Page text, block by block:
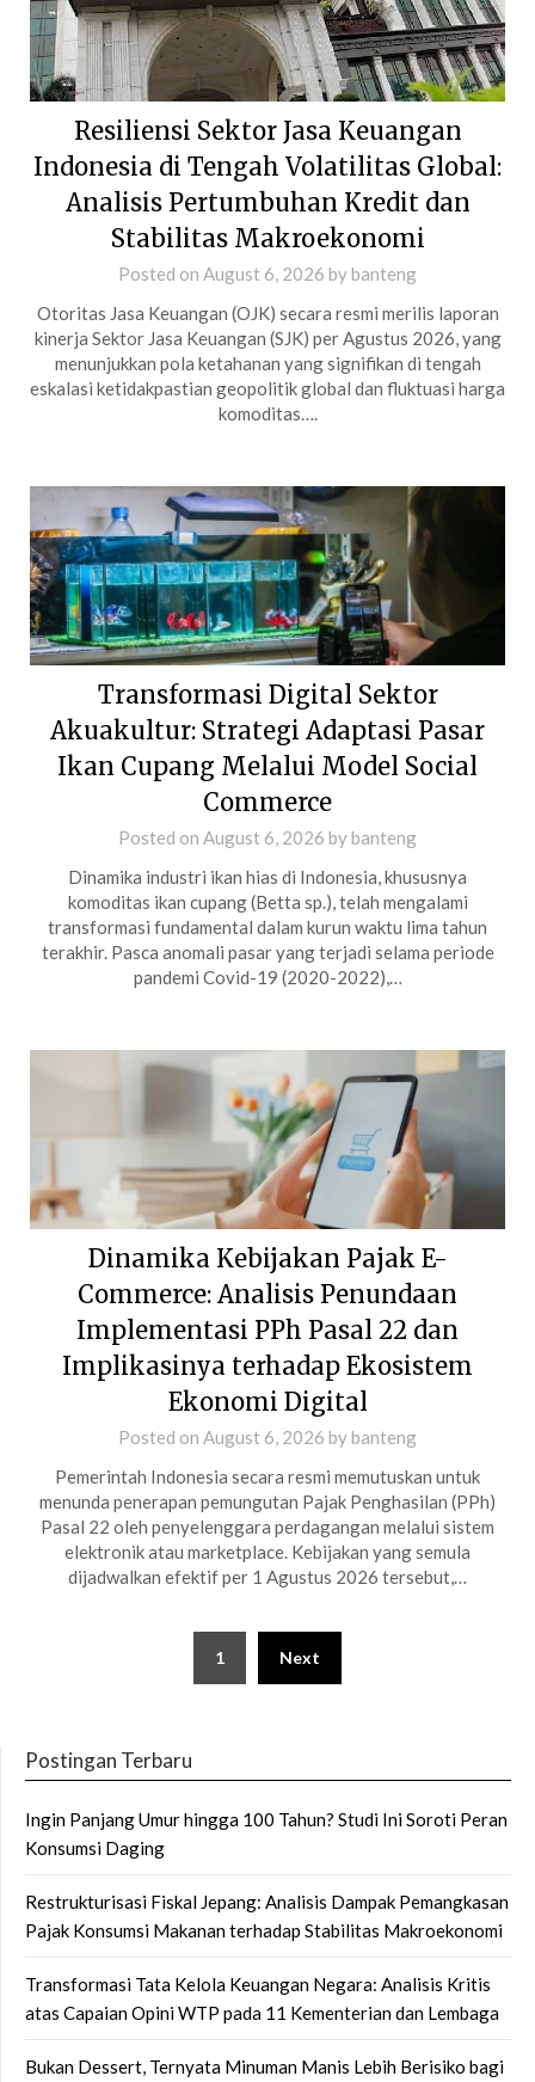
Resiliensi Sektor Jasa Keuangan
Indonesia di Tengah Volatilitas Global:
Analisis Pertumbuhan Kredit dan
Stabilitas Makroekonomi
Posted on August 6, 2026 bybanteng
Otoritas Jasa Keuangan (OJK) secara resmi merilis laporan
kinerja Sektor Jasa Keuangan (SJK) per Agustus 2026, yang
menunjukkan pola ketahanan yang signifikan di tengah
eskalasi ketidakpastian geopolitik global dan fluktuasi harga
komoditas….
Transformasi Digital Sektor
Akuakultur: Strategi Adaptasi Pasar
Ikan Cupang Melalui Model Social
Commerce
Posted on August 6, 2026 bybanteng
Dinamika industri ikan hias di Indonesia, khususnya
komoditas ikan cupang (Betta sp.), telah mengalami
transformasi fundamental dalam kurun waktu lima tahun
terakhir. Pasca anomali pasar yang terjadi selama periode
pandemi Covid-19 (2020-2022),…
Dinamika Kebijakan Pajak E-
Commerce: Analisis Penundaan
Implementasi PPh Pasal 22 dan
Implikasinya terhadap Ekosistem
Ekonomi Digital
Posted on August 6, 2026 bybanteng
Pemerintah Indonesia secara resmi memutuskan untuk
menunda penerapan pemungutan Pajak Penghasilan (PPh)
Pasal 22 oleh penyelenggara perdagangan melalui sistem
elektronik atau marketplace. Kebijakan yang semula
dijadwalkan efektif per 1 Agustus 2026 tersebut,…
1 Next
Postingan Terbaru
Ingin Panjang Umur hingga 100 Tahun? Studi Ini Soroti Peran
Konsumsi Daging
Restrukturisasi Fiskal Jepang: Analisis Dampak Pemangkasan
Pajak Konsumsi Makanan terhadap Stabilitas Makroekonomi
Transformasi Tata Kelola Keuangan Negara: Analisis Kritis
atas Capaian Opini WTP pada 11 Kementerian dan Lembaga
Bukan Dessert, Ternyata Minuman Manis Lebih Berisiko bagi